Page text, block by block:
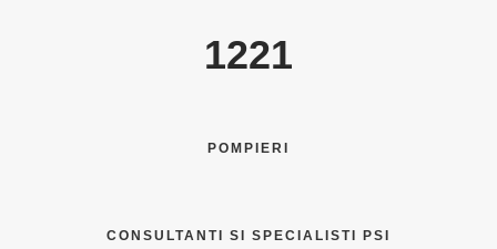
1221
POMPIERI
CONSULTANTI SI SPECIALISTI PSI